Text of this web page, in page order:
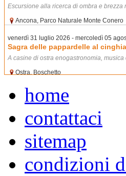
home
contattaci
sitemap
condizioni